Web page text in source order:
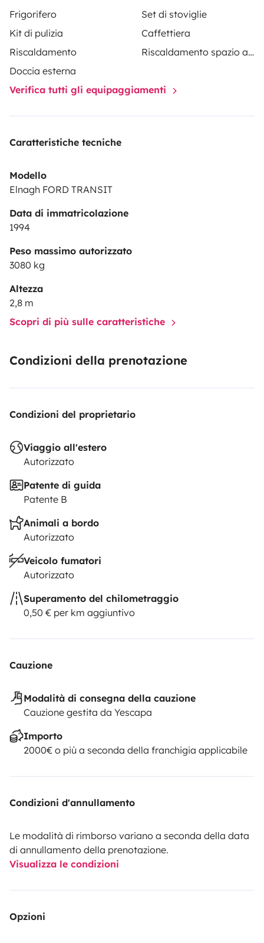
appena vi avremo accettato la richiesta per non
lasciare la vostra opportunità a qualcun altro!
Frigorifero
Set di stoviglie
Kit di pulizia
Caffettiera
Riscaldamento
Riscaldamento spazio abitativo
Doccia esterna
Verifica tutti gli equipaggiamenti
Caratteristiche tecniche
Modello
Elnagh FORD TRANSIT
Data di immatricolazione
1994
Peso massimo autorizzato
3080 kg
Altezza
2,8 m
Scopri di più sulle caratteristiche
Condizioni della prenotazione
Condizioni del proprietario
Viaggio all'estero
Autorizzato
Patente di guida
Patente B
Animali a bordo
Autorizzato
Veicolo fumatori
Autorizzato
Superamento del chilometraggio
0,50 € per km aggiuntivo
Cauzione
Modalità di consegna della cauzione
Cauzione gestita da Yescapa
Importo
2000€ o più a seconda della franchigia applicabile
Condizioni d'annullamento
Le modalità di rimborso variano a seconda della data
di annullamento della prenotazione.
Visualizza le condizioni
Opzioni